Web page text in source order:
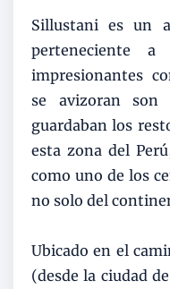
Sillustani es un
perteneciente
impresionantes
se avizoran son
guardaban los
esta zona del
como uno de los
no solo del
Ubicado en el
(desde la ciudad